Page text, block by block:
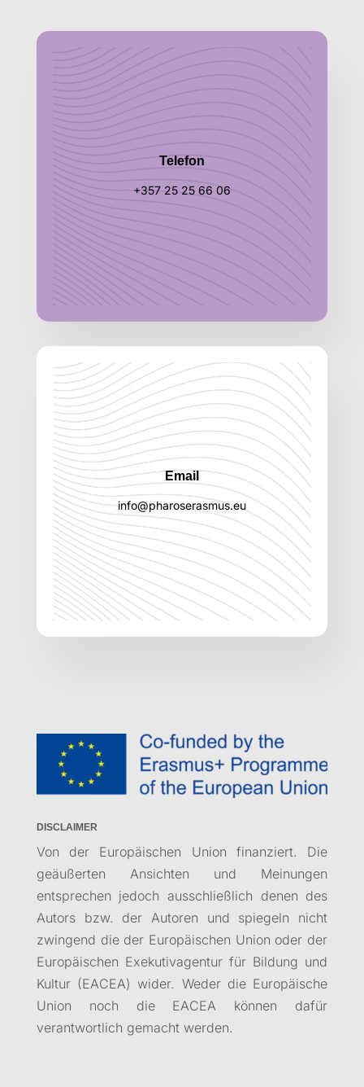
Telefon
+357 25 25 66 06
Email
info@pharoserasmus.eu
DISCLAIMER
Von der Europäischen Union finanziert. Die
geäußerten Ansichten und Meinungen
entsprechen jedoch ausschließlich denen des
Autors bzw. der Autoren und spiegeln nicht
zwingend die der Europäischen Union oder der
Europäischen Exekutivagentur für Bildung und
Kultur (EACEA) wider. Weder die Europäische
Union noch die EACEA können dafür
verantwortlich gemacht werden.